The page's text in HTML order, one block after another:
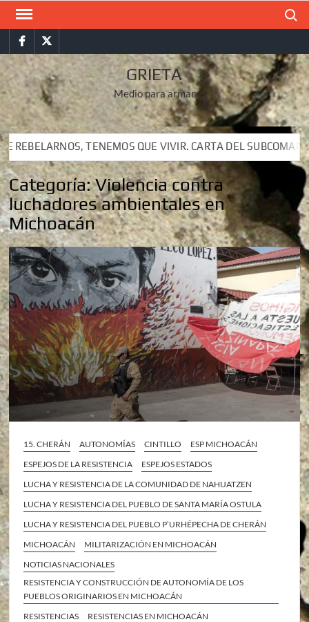
Saltar
contenidoFacebookTwitter
GRIETA
Medio para armar
VIVIR. CARTA DEL SUBCOMANDANTE INSURGENTE
VIVIR. CARTA DEL SUBCOMANDANTE INSURGENTE
Categoría:Violencia contra
luchadores ambientales en
Michoacán
15. CHERÁN AUTONOMÍAS CINTILLO
ESP MICHOACÁN
ESPEJOS DE LA RESISTENCIA
ESPEJOS ESTADOS
LUCHA Y RESISTENCIA DE LA COMUNIDAD DE NAHUATZEN
LUCHA Y RESISTENCIA DEL PUEBLO DE SANTA MARÍA OSTULA
LUCHA Y RESISTENCIA DEL PUEBLO P’URHÉPECHA DE CHERÁN
MICHOACÁN
MILITARIZACIÓN EN MICHOACÁN
NOTICIAS NACIONALES
RESISTENCIA Y CONSTRUCCIÓN DE AUTONOMÍA DE LOS
PUEBLOS ORIGINARIOS EN MICHOACÁN
RESISTENCIAS
RESISTENCIAS EN MICHOACÁN